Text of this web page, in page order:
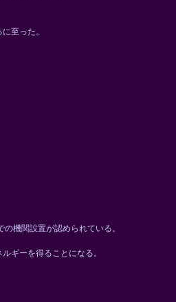
至った。
機関設置が認められている。
ギーを得ることになる。